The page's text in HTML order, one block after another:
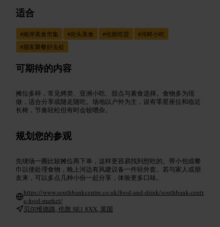
适合
#南岸美食市集 #街头美食 #伦敦吃货 #河畔小吃
#朋友聚餐好去处
可期待的内容
摊位多样，常见烤类、亚洲小吃、甜点与素食选择。食物多为现
做，适合分享或随走随吃。场地以户外为主，设有零星座位和临近
长椅，节奏轻松但有时会较嘈杂。
规划您的参观
先绕场一圈比较摊位再下单，这样更容易找到想吃的。带小包或餐
巾以便处理食物，晚上河边有风建议备一件轻外套。若与家人或朋
友来，可以多点几种小份一起分享，体验更多口味。
https://www.southbankcentre.co.uk/food-and-drink/southbank-centr
e-food-market/
贝尔维德路, 伦敦 SE1 8XX, 英国